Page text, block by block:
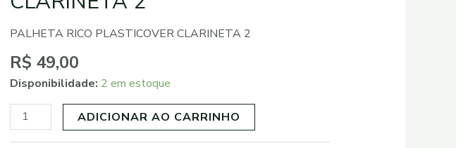
PALHETA RICO PLASTICOVER CLARINETA 2
R$ 49,00
Disponibilidade: 2 em estoque
quantidade
ADICIONAR AO CARRINHO